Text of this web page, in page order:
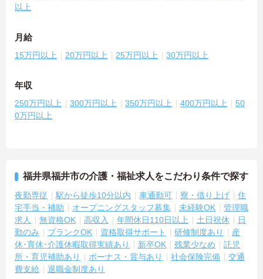
以上
月給
15万円以上 20万円以上 25万円以上 30万円以上
年収
250万円以上 300万円以上 350万円以上 400万円以上
50
0万円以上
福井県福井市の介護・福祉求人をこだわり条件で探す
夜勤専従 駅から徒歩10分以内 車通勤可 寮・借り上げ
住
宅手当・補助
オープニングスタッフ募集 未経験OK
管理職
求人
無資格OK 高収入 年間休日110日以上 土日祝休
日
勤のみ
ブランクOK 資格取得サポート 研修制度あり
産
休･育休･介護休暇取得実績あり
新卒OK 残業少なめ
託児
所・育児補助あり
ボーナス・賞与あり 社会保険完備
交通
費支給
退職金制度あり